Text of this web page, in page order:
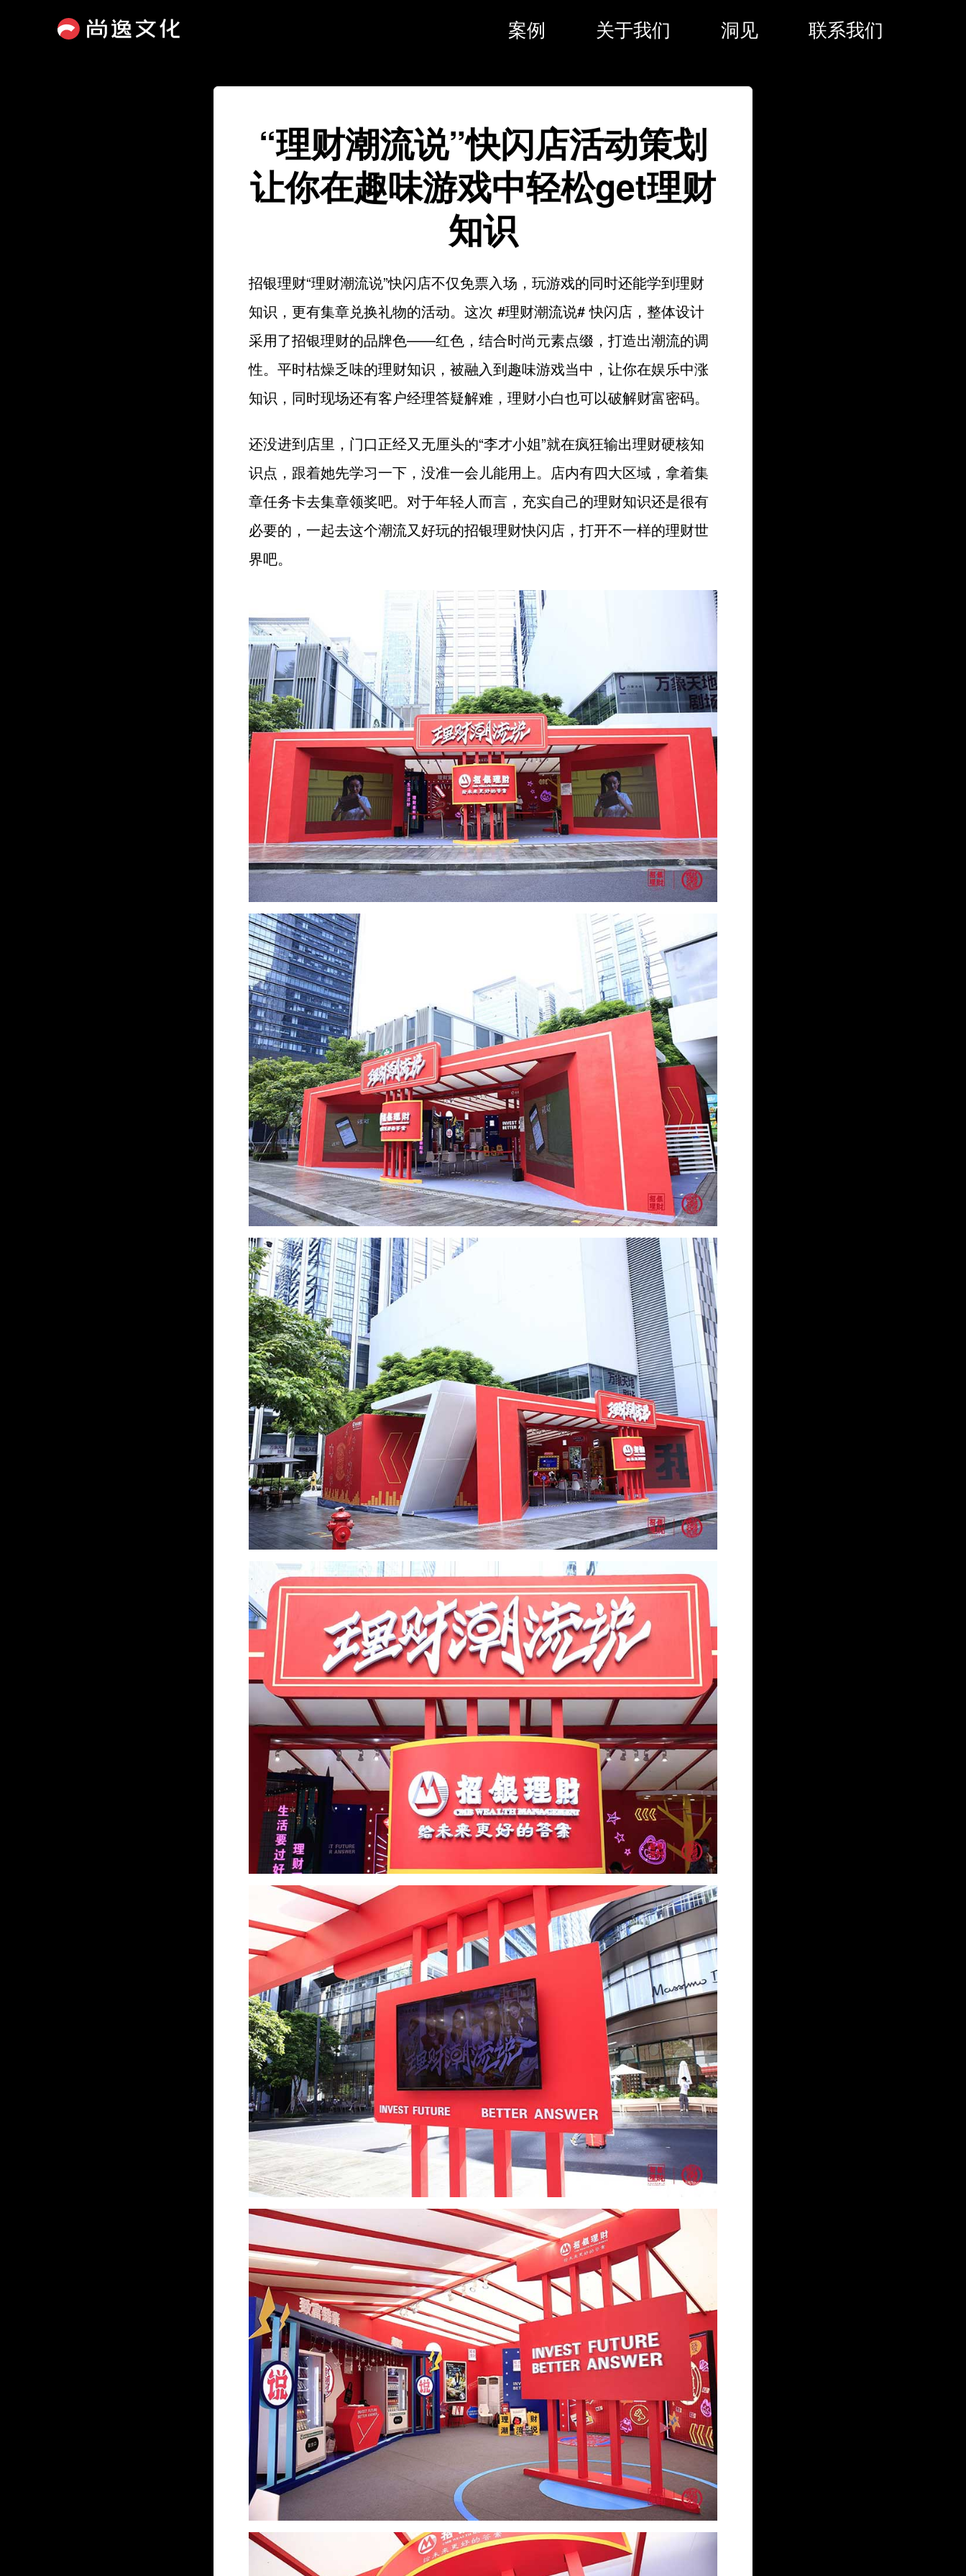
案例 关于我们 洞见 联系我们
“理财潮流说”快闪店活动策划
让你在趣味游戏中轻松get理财
知识
招银理财“理财潮流说”快闪店不仅免票入场，玩游戏的同时还能学到理财
知识，更有集章兑换礼物的活动。这次 #理财潮流说# 快闪店，整体设计
采用了招银理财的品牌色——红色，结合时尚元素点缀，打造出潮流的调
性。平时枯燥乏味的理财知识，被融入到趣味游戏当中，让你在娱乐中涨
知识，同时现场还有客户经理答疑解难，理财小白也可以破解财富密码。
还没进到店里，门口正经又无厘头的“李才小姐”就在疯狂输出理财硬核知
识点，跟着她先学习一下，没准一会儿能用上。店内有四大区域，拿着集
章任务卡去集章领奖吧。对于年轻人而言，充实自己的理财知识还是很有
必要的，一起去这个潮流又好玩的招银理财快闪店，打开不一样的理财世
界吧。